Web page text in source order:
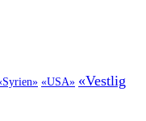
«USA» «Vestlig